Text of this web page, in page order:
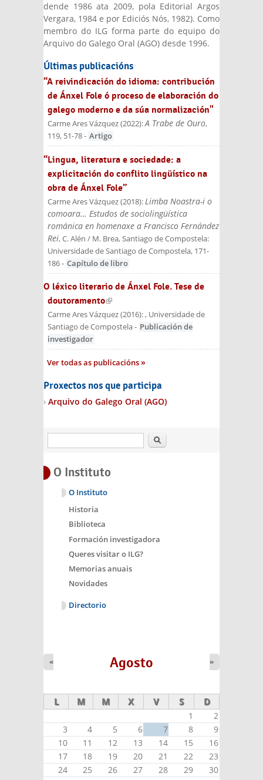
dende 1986 ata 2009, pola Editorial Argos
Vergara, 1984 e por Ediciós Nós, 1982). Como
membro do ILG forma parte do equipo do
Arquivo do Galego Oral (AGO) desde 1996.
Últimas publicacións
“A reivindicación do idioma: contribución
de Ánxel Fole ó proceso de elaboración do
galego moderno e da súa normalización"
Carme Ares Vázquez(2022):A Trabe de Ouro,
119, 51-78- Artigo
“Lingua, literatura e sociedade: a
explicitación do conflito lingüístico na
obra de Ánxel Fole”
Carme Ares Vázquez(2018): Limba Noastra-i o
comoara… Estudos de sociolingüística
románica en homenaxe a Francisco Fernández
Rei, C. Alén / M. Brea, Santiago de Compostela:
Universidade de Santiago de Compostela, 171-
186- Capítulo de libro
O léxico literario de Ánxel Fole. Tese de
doutoramento(link is external)
Carme Ares Vázquez(2016):, Universidade de
Santiago de Compostela- Publicación de
investigador
Ver todas as publicacións
Proxectos nos que participa
Arquivo do Galego Oral (AGO)
Buscar
O Instituto
O Instituto
Historia
Biblioteca
Formación investigadora
Queres visitar o ILG?
Memorias anuais
Novidades
Directorio
Agosto
« »
L M M X V S D
1
2
3
4 5 6 7 8
9
10
11 12 13 14 15
16
17
18 19 20 21 22
23
24
25 26 27 28 29
30